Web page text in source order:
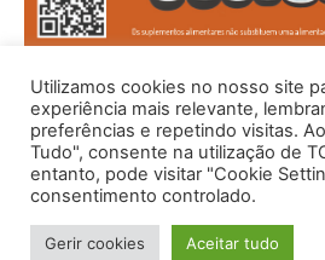
Utilizamos cookies no nosso site
experiência mais relevante,
preferências e repetindo visitas.
Tudo", consente na utilização de
entanto, pode visitar "Cookie
consentimento controlado.
Gerir cookies Aceitar tudo